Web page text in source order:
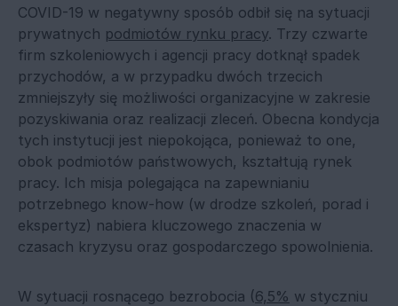
COVID-19 w negatywny sposób odbił się na sytuacji
prywatnych podmiotów rynku pracy. Trzy czwarte
firm szkoleniowych i agencji pracy dotknął spadek
przychodów, a w przypadku dwóch trzecich
zmniejszyły się możliwości organizacyjne w zakresie
pozyskiwania oraz realizacji zleceń. Obecna kondycja
tych instytucji jest niepokojąca, ponieważ to one,
obok podmiotów państwowych, kształtują rynek
pracy. Ich misja polegająca na zapewnianiu
potrzebnego know-how (w drodze szkoleń, porad i
ekspertyz) nabiera kluczowego znaczenia w
czasach kryzysu oraz gospodarczego spowolnienia.
W sytuacji rosnącego bezrobocia (6,5% w styczniu